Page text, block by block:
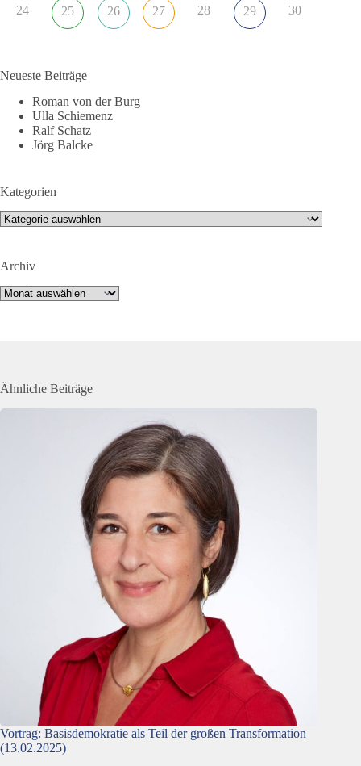
24 25 26 27 28 29 30
Neueste Beiträge
Roman von der Burg
Ulla Schiemenz
Ralf Schatz
Jörg Balcke
Kategorien
Kategorien
Archiv
Archiv
Ähnliche Beiträge
Vortrag: Basisdemokratie als Teil der großen Transformation
(13.02.2025)